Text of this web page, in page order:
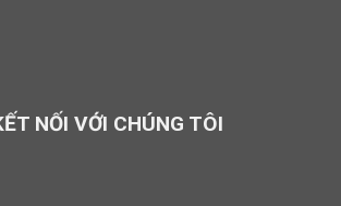
NỐI VỚI CHÚNG TÔI